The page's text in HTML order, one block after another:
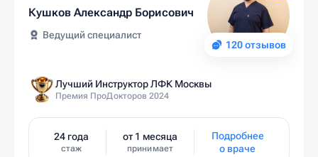
120 отзывов
Кушков Александр Борисович
Ведущий специалист
Лучший Инструктор ЛФК Москвы
Премия ПроДокторов 2024
24 года
стаж
от 1 месяца
принимает
Подробнее
о враче